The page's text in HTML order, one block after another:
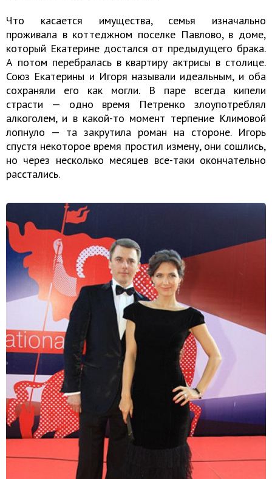
Что касается имущества, семья изначально
проживала в коттеджном поселке Павлово, в доме,
который Екатерине достался от предыдущего брака.
А потом перебралась в квартиру актрисы в столице.
Союз Екатерины и Игоря называли идеальным, и оба
сохраняли его как могли. В паре всегда кипели
страсти — одно время Петренко злоупотреблял
алкоголем, и в какой-то момент терпение Климовой
лопнуло — та закрутила роман на стороне. Игорь
спустя некоторое время простил измену, они сошлись,
но через несколько месяцев все-таки окончательно
расстались.